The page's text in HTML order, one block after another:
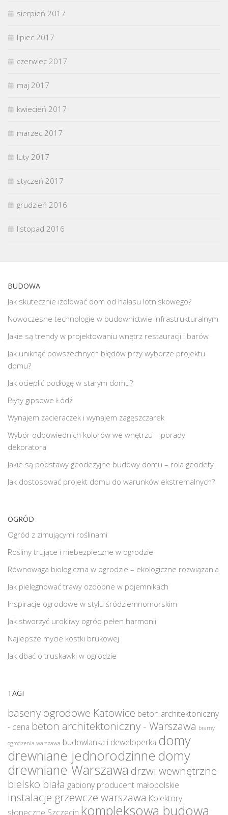
sierpień 2017
lipiec 2017
czerwiec 2017
maj 2017
kwiecień 2017
marzec 2017
luty 2017
styczeń 2017
grudzień 2016
listopad 2016
BUDOWA
Jak skutecznie izolować dom od hałasu lotniskowego?
Nowoczesne technologie w budownictwie infrastrukturalnym
Jakie są trendy w projektowaniu wnętrz restauracji i barów
Jak uniknąć powszechnych błędów przy wyborze projektu
domu?
Jak ocieplić podłogę w starym domu?
Płyty gipsowe Łódź
Wynajem zacieraczek i wynajem zagęszczarek
Wybór odpowiednich kolorów we wnętrzu – porady
dekoratora
Jakie są podstawy geodezyjne budowy domu – rola geodety
Jak dostosować projekt domu do warunków ekstremalnych?
OGRÓD
Ogród z zimującymi roślinami
Rośliny trujące i niebezpieczne w ogrodzie
Równowaga biologiczna w ogrodzie – ekologiczne rozwiązania
Jak pielęgnować trawy ozdobne w pojemnikach
Inspiracje ogrodowe w stylu śródziemnomorskim
Jak stworzyć urokliwy ogród pełen harmonii
Najlepsze mycie kostki brukowej
Jak dbać o truskawki w ogrodzie
TAGI
baseny ogrodowe Katowice beton architektoniczny
- cena beton architektoniczny - Warszawa bramy
ogrodzenia warszawa budowlanka i deweloperka domy
drewniane jednorodzinne domy
drewniane Warszawa drzwi wewnętrzne
bielsko biała gabiony producent małopolskie
instalacje grzewcze warszawa Kolektory
słoneczne Szczecin kompleksowa budowa